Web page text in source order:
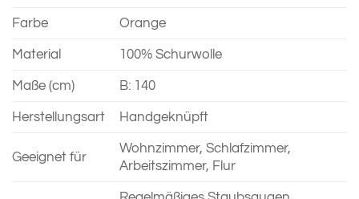
Farbe Orange
Material 100% Schurwolle
Maße (cm) B: 140
Herstellungsart Handgeknüpft
Geeignet für
Wohnzimmer, Schlafzimmer,
Arbeitszimmer, Flur